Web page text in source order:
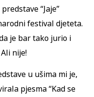
“Jaje”
festival djeteta.
je bar tako jurio i
nije!
u ušima mi je,
pjesma “Kad se